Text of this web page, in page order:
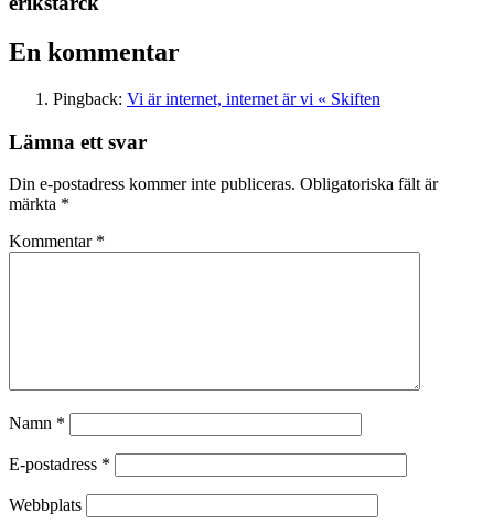
En kommentar
Pingback: Vi är internet, internet är vi « Skiften
Lämna ett svar
Din e-postadress kommer inte publiceras. Obligatoriska fält är
märkta *
Kommentar *
Namn *
E-postadress *
Webbplats